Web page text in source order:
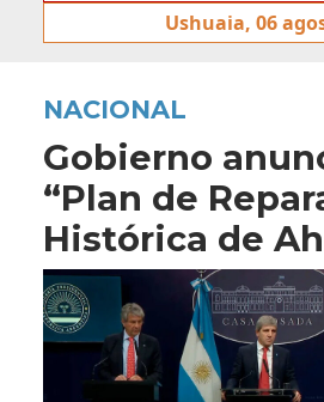
Ushuaia, 06
NACIONAL
Gobierno
“Plan de
Histórica de